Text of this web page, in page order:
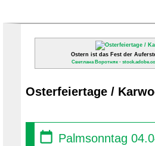
Ostern ist das Fest der
Светлана Воротняк -
Osterfeiertage /
Palmsonntag